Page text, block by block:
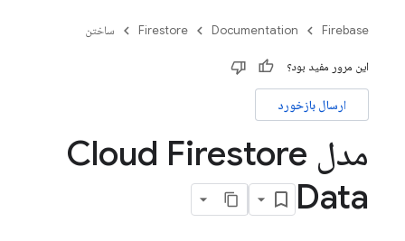
Firebase
Documentation
Firestore ساختن
این مرور مفید بود؟
ارسال بازخورد
مدل Cloud Firestore
Data